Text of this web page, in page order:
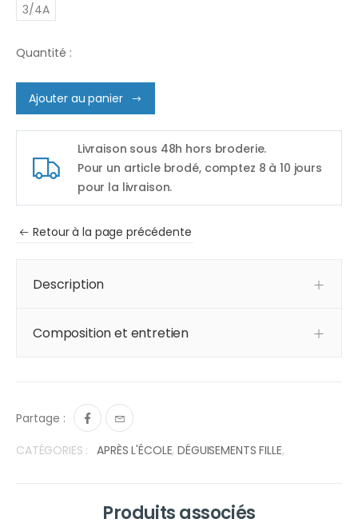
3/4A
Quantité :
Ajouter au panier
Livraison sous 48h hors broderie.
Pour un article brodé, comptez 8 à 10 jours
pour la livraison.
Retour à la page précédente
Description
Composition et entretien
Partage :
CATÉGORIES : APRÈS L'ÉCOLE,DÉGUISEMENTS FILLE,
Produits associés